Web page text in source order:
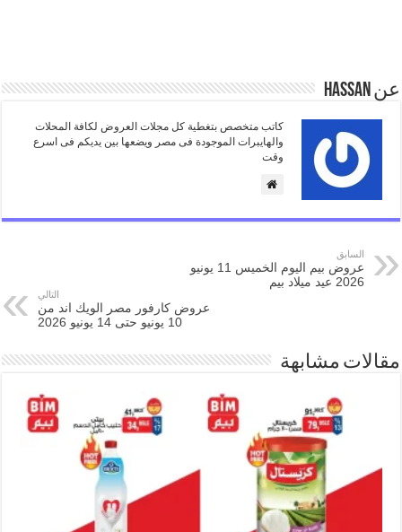
عن Hassan
كاتب متخصص بتغطية كل مجلات العروض لكافة المحلات
والهايبرات الموجودة فى مصر ويضعها بين يديكم فى اسرع
وقت
السابق
عروض بيم اليوم الخميس 11 يونيو
2026 عيد ميلاد بيم
التالي
عروض كارفور مصر الويك اند من
10 يونيو حتى 14 يونيو 2026
مقالات مشابهة